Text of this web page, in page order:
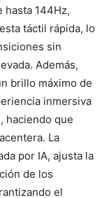
hasta 144Hz,
táctil rápida, lo
sin
Además,
brillo máximo de
inmersiva
haciendo que
La
por IA, ajusta la
de los
el